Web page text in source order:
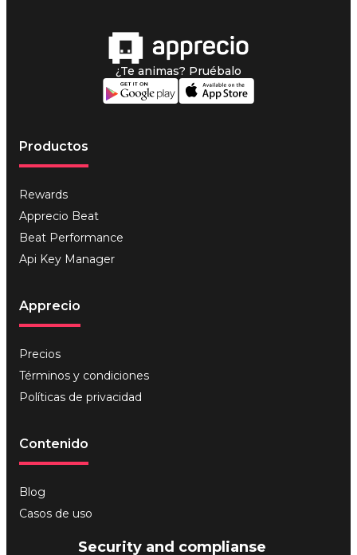
¿Te animas? Pruébalo
Productos
Rewards
Apprecio Beat
Beat Performance
Api Key Manager
Apprecio
Precios
Términos y condiciones
Políticas de privacidad
Contenido
Blog
Casos de uso
Security and complianse